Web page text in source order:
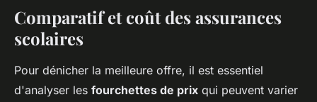
Comparatif et coût des assurances
scolaires
Pour dénicher la meilleure offre, il est essentiel
d'analyser les fourchettes de prix qui peuvent varier